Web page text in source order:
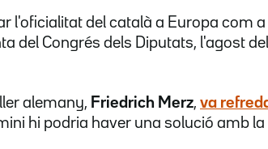
l'oficialitat del català a Europa com a
del Congrés dels Diputats, l'agost del
alemany, Friedrich Merz, va
hi podria haver una solució amb la